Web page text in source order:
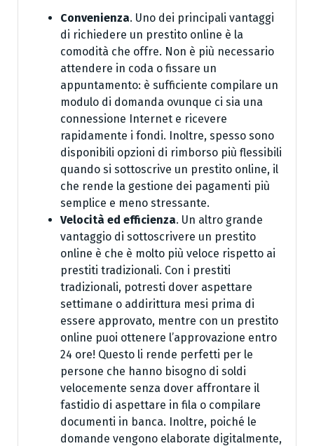
Convenienza. Uno dei principali vantaggi
di richiedere un prestito online è la
comodità che offre. Non è più necessario
attendere in coda o fissare un
appuntamento: è sufficiente compilare un
modulo di domanda ovunque ci sia una
connessione Internet e ricevere
rapidamente i fondi. Inoltre, spesso sono
disponibili opzioni di rimborso più flessibili
quando si sottoscrive un prestito online, il
che rende la gestione dei pagamenti più
semplice e meno stressante.
Velocità ed efficienza. Un altro grande
vantaggio di sottoscrivere un prestito
online è che è molto più veloce rispetto ai
prestiti tradizionali. Con i prestiti
tradizionali, potresti dover aspettare
settimane o addirittura mesi prima di
essere approvato, mentre con un prestito
online puoi ottenere l’approvazione entro
24 ore! Questo li rende perfetti per le
persone che hanno bisogno di soldi
velocemente senza dover affrontare il
fastidio di aspettare in fila o compilare
documenti in banca. Inoltre, poiché le
domande vengono elaborate digitalmente,